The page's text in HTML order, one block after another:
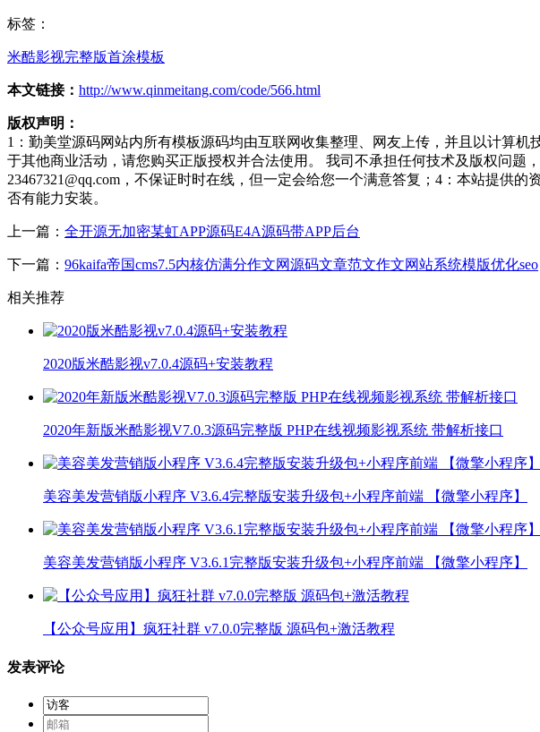
标签：
米酷影视完整版首涂模板
本文链接： http://www.qinmeitang.com/code/566.html
版权声明：
1：勤美堂源码网站内所有模板源码均由互联网收集整理、网友上传，并且以计算
于其他商业活动，请您购买正版授权并合法使用。 我司不承担任何技术及版权问
23467321@qq.com，不保证时时在线，但一定会给您一个满意答复；4：本站提供
否有能力安装。
上一篇： 全开源无加密某虹APP源码E4A源码带APP后台
下一篇： 96kaifa帝国cms7.5内核仿满分作文网源码文章范文作文网站系统模版优化seo
相关推荐
2020版米酷影视v7.0.4源码+安装教程
2020年新版米酷影视V7.0.3源码完整版 PHP在线视频影视系统 带解析接口
美容美发营销版小程序 V3.6.4完整版安装升级包+小程序前端 【微擎小程序】
美容美发营销版小程序 V3.6.1完整版安装升级包+小程序前端 【微擎小程序】
【公众号应用】疯狂社群 v7.0.0完整版 源码包+激活教程
发表评论